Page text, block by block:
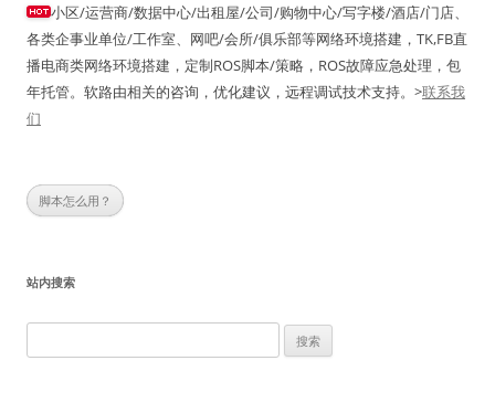
小区/运营商/数据中心/出租屋/公司/购物中心/写字楼/酒店/门店、
各类企事业单位/工作室、网吧/会所/俱乐部等网络环境搭建，TK,FB直
播电商类网络环境搭建，定制ROS脚本/策略，ROS故障应急处理，包
年托管。软路由相关的咨询，优化建议，远程调试技术支持。>联系我
们
脚本怎么用？
站内搜索
索：